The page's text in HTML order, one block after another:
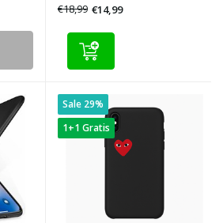
€18,99 €14,99
Sale 29%
1+1 Gratis